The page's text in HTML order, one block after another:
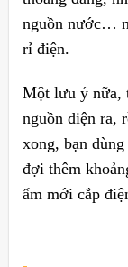
nguồn nước…
rỉ điện.
Một lưu ý nữa,
nguồn điện ra,
xong, bạn
đợi thêm
ẩm mới cắp